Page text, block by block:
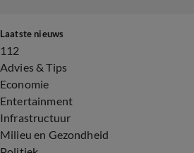
Laatste nieuws
112
Advies & Tips
Economie
Entertainment
Infrastructuur
Milieu en Gezondheid